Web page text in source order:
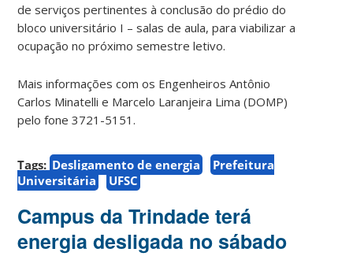
de serviços pertinentes à conclusão do prédio do
bloco universitário I – salas de aula, para viabilizar a
ocupação no próximo semestre letivo.
Mais informações com os Engenheiros Antônio
Carlos Minatelli e Marcelo Laranjeira Lima (DOMP)
pelo fone 3721-5151.
Tags: Desligamento de energia
Prefeitura
Universitária
UFSC
Campus da Trindade terá
energia desligada no sábado